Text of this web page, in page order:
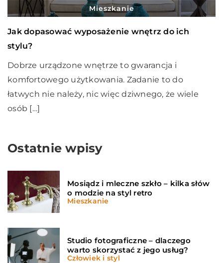
Mieszkanie
Jak dopasować wyposażenie wnętrz do ich
stylu?
Dobrze urządzone wnętrze to gwarancja i
komfortowego użytkowania. Zadanie to do
łatwych nie należy, nic więc dziwnego, że wiele
osób […]
Ostatnie wpisy
Mosiądz i mleczne szkło – kilka słów
o modzie na styl retro
Mieszkanie
Studio fotograficzne – dlaczego
warto skorzystać z jego usług?
Człowiek i styl